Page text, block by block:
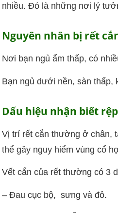
nhiều. Đó là những nơi lý
Nguyên nhân bị rết
Nơi bạn ngủ ẩm thấp, có
Bạn ngủ dưới nền, sàn thấp,
Dấu hiệu nhận biết
Vị trí rết cắn thường ở chân,
thể gây nguy hiểm vùng cổ
Vết cắn của rết thường có 3
– Đau cục bộ, sưng và đỏ.